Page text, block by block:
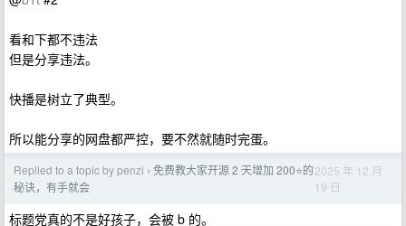
看和下都不违法
但是分享违法。
快播是树立了典型。
所以能分享的网盘都严控，要不然就随时完蛋。
Replied to a topic by penzi › 免费教大家开源 2 天增加 200⭐️的
秘诀，有手就会
2025 年 12 月
19 日
标题党真的不是好孩子，会被 b 的。